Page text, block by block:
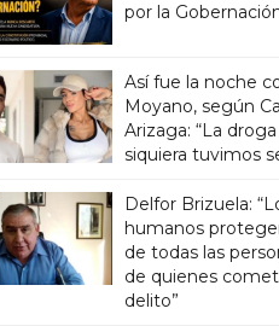
por la
Así fue la noche
Moyano, según
Arizaga: “La
siquiera tuvimos
Delfor Brizuela:
humanos
de todas las
de quienes
delito”